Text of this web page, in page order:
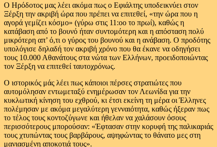
Ο Ηρόδοτος μας λέει ακόμα πως ο Εφιάλτης υποδεικνύει στον
Ξέρξη την ακριβή ώρα που πρέπει να επιτεθεί, «την ώρα που η
αγορά γεμίζει κόσμο» (γύρω στις 11:οο το πρωί), καθώς η
κατάβαση από το βουνό ήταν συντομότερη και η απόσταση πολύ
μικρότερη απ’ ό,τι ο γύρος του βουνού και η ανάβαση. Ο προδότης
υπολόγισε δηλαδή τον ακριβή χρόνο που θα έκανε να οδηγήσει
τους 10.000 Αθανάτους στα νώτα των Ελλήνων, προειδοποιώντας
τον Ξέρξη να επιτεθεί ταυτοχρόνως.
Ο ιστορικός μάς λέει πως κάποιοι πέρσες στρατιώτες που
αυτομόλησαν εντωμεταξύ ενημέρωσαν τον Λεωνίδα για την
κυκλωτική κίνηση του εχθρού, κι έτσι εκείνη τη μέρα οι Έλληνες
πολέμησαν με ακόμα μεγαλύτερη γενναιότητα, καθώς ήξεραν πως
το τέλος τους κοντοζύγωνε και ήθελαν να χαλάσουν όσους
περισσότερους μπορούσαν: «Έφτασαν στην κορυφή της παλικαριάς
τους χτυπώντας τους βαρβάρους, αψηφώντας το θάνατο μες στη
μανιασμένη αποκοτιά τους».